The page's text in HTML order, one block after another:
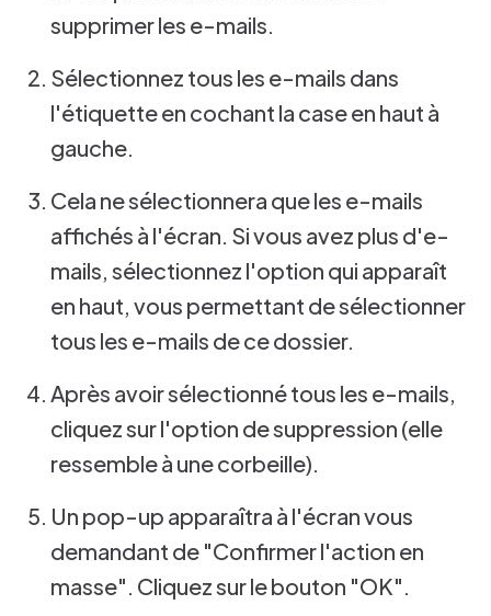
supprimer les e-mails.
Sélectionnez tous les e-mails dans
l'étiquette en cochant la case en haut à
gauche.
Cela ne sélectionnera que les e-mails
affichés à l'écran. Si vous avez plus d'e-
mails, sélectionnez l'option qui apparaît
en haut, vous permettant de sélectionner
tous les e-mails de ce dossier.
Après avoir sélectionné tous les e-mails,
cliquez sur l'option de suppression (elle
ressemble à une corbeille).
Un pop-up apparaîtra à l'écran vous
demandant de "Confirmer l'action en
masse". Cliquez sur le bouton "OK".